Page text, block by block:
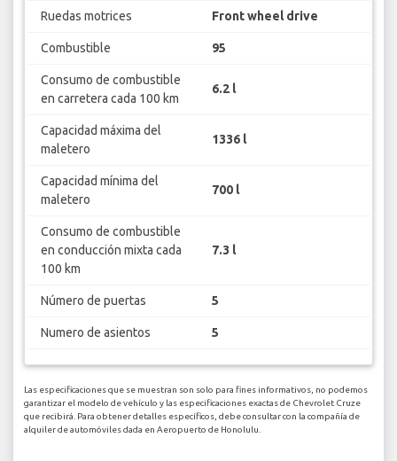
Ruedas motrices Front wheel drive
Combustible 95
Consumo de combustible
en carretera cada 100 km
6.2 l
Capacidad máxima del
maletero
1336 l
Capacidad mínima del
maletero
700 l
Consumo de combustible
en conducción mixta cada
100 km
7.3 l
Número de puertas 5
Numero de asientos 5
Las especificaciones que se muestran son solo para fines informativos, no podemos
garantizar el modelo de vehículo y las especificaciones exactas de Chevrolet Cruze
que recibirá. Para obtener detalles específicos, debe consultar con la compañía de
alquiler de automóviles dada en Aeropuerto de Honolulu.